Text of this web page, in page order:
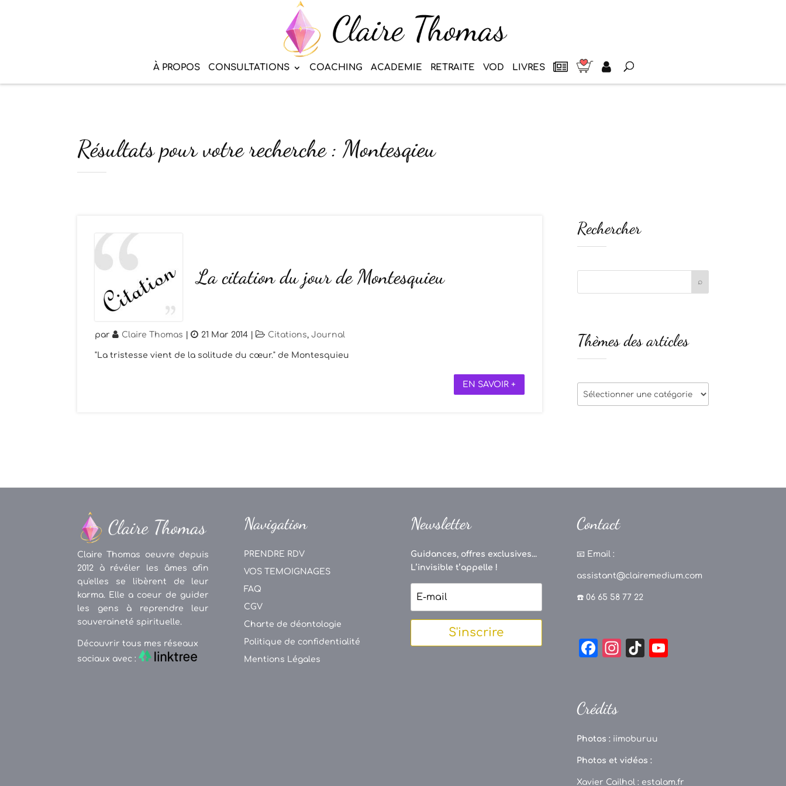
À PROPOS CONSULTATIONS COACHING ACADEMIE RETRAITE VOD LIVRES
Résultats pour votre recherche : Montesqieu
La citation du jour de Montesquieu
par Claire Thomas | 21 Mar 2014 | Citations, Journal
"La tristesse vient de la solitude du cœur." de Montesquieu
EN SAVOIR +
Rechercher
Thèmes des articles
Thèmes
des
Claire Thomas oeuvre depuis
2012 à révéler les âmes afin
qu'elles se libèrent de leur
karma. Elle a coeur de guider
les gens à reprendre leur
souveraineté spirituelle.
Découvrir tous mes réseaux
sociaux avec :
Navigation
PRENDRE RDV
VOS TEMOIGNAGES
FAQ
CGV
Charte de déontologie
Politique de confidentialité
Mentions Légales
Newsletter
Guidances, offres exclusives...
L’invisible t’appelle !
S'inscrire
Contact
📧 Email :
assistant@clairemedium.com
☎️ 06 65 58 77 22
F
e
o
o
k
In
a
m
Ti
C
Crédits
Photos : iimoburuu
Photos et vidéos :
Xavier Cailhol : estalam.fr